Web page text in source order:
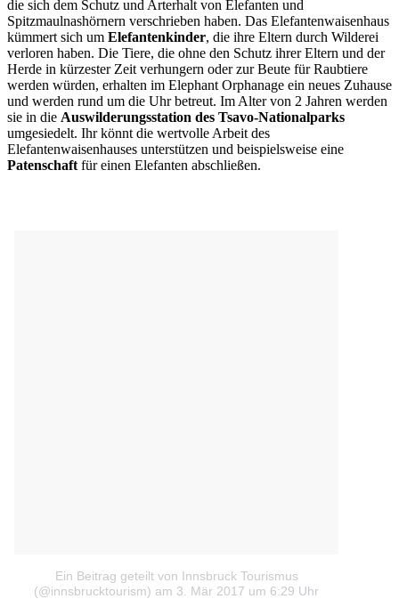
die sich dem Schutz und Arterhalt von Elefanten und
Spitzmaulnashörnern verschrieben haben. Das Elefantenwaisenhaus
kümmert sich um Elefantenkinder, die ihre Eltern durch Wilderei
verloren haben. Die Tiere, die ohne den Schutz ihrer Eltern und der
Herde in kürzester Zeit verhungern oder zur Beute für Raubtiere
werden würden, erhalten im Elephant Orphanage ein neues Zuhause
und werden rund um die Uhr betreut. Im Alter von 2 Jahren werden
sie in die Auswilderungsstation des Tsavo-Nationalparks
umgesiedelt. Ihr könnt die wertvolle Arbeit des
Elefantenwaisenhauses unterstützen und beispielsweise eine
Patenschaft für einen Elefanten abschließen.
Ein Beitrag geteilt von Innsbruck Tourismus
(@innsbrucktourism) am 3. Mär 2017 um 6:29 Uhr